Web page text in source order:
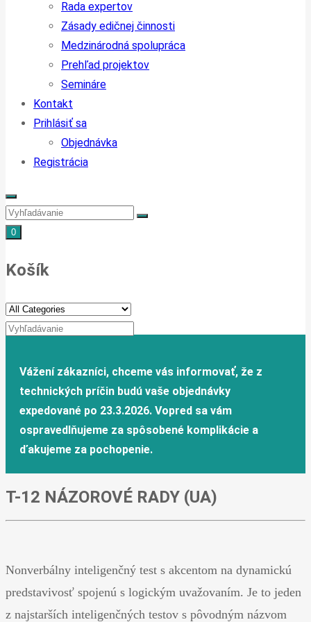
Rada expertov
Zásady edičnej činnosti
Medzinárodná spolupráca
Prehľad projektov
Semináre
Kontakt
Prihlásiť sa
Objednávka
Registrácia
0
Košík
T-12 NÁZOROVÉ RADY (UA)
Nonverbálny inteligenčný test s akcentom na dynamickú
predstavivosť spojenú s logickým uvažovaním. Je to jeden
z najstarších inteligenčných testov s pôvodným názvom